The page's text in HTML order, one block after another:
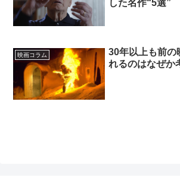
した名作“5選”
映画コラム
30年以上も前の
れるのはなぜか